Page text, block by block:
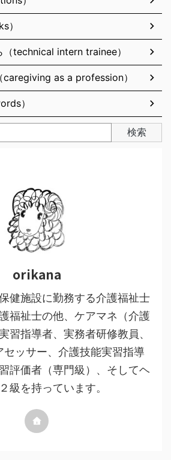
）
（technical intern trainee）
caregiving as a profession）
）
検索
orikana
健施設に勤務する介護福祉士
福祉士の他、ケアマネ（介護
習指導者、実務者研修教員、
セッサー、介護技能実習指導
評価者（専門級）、そしてヘ
級を持っています。